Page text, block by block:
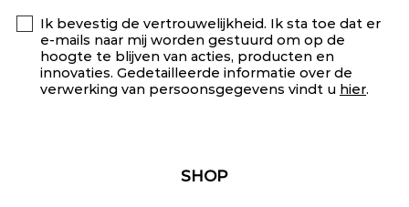
Ik bevestig de vertrouwelijkheid. Ik sta toe dat er
e-mails naar mij worden gestuurd om op de
hoogte te blijven van acties, producten en
innovaties. Gedetailleerde informatie over de
verwerking van persoonsgegevens vindt u hier.
SHOP